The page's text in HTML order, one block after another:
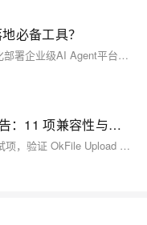
必备工具？
Agentic Engine是ThinkingAI推出的可私有化部署企业级AI Agent平台，具备全域感知、深度业务理解与自主执行能力，支持多Agent协同、安全可控闭环运营，助力企业AI从“聊天工具”跃升为驱动增长的智能引擎。
OkFile Upload Skill 自动化测试报告：11 项兼容性与速度实测
基于自动化脚本的实测报告，覆盖 11 个测试项，验证 OkFile Upload Skill 在单文件上传、分片上传、静态站点发布、状态查询和错误处理场景下的实际表现，并整理上传速度与工程建议。